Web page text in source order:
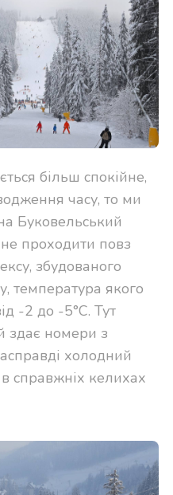
більш спокійне,
часу, то ми
Буковельський
проходити повз
збудованого
температура якого
-2 до -5°С. Тут
здає номери з
холодний
справжніх келихах